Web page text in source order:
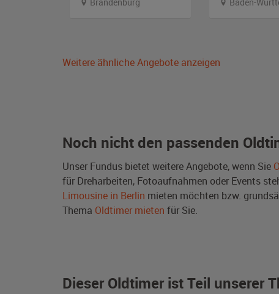
Weitere ähnliche Angebote anzeigen
Noch nicht den passenden
Unser Fundus bietet weitere Angebote, wenn Sie
für Dreharbeiten, Fotoaufnahmen oder Events
Limousine in Berlin mieten möchten bzw.
Thema Oldtimer mieten für Sie.
Dieser Oldtimer ist Teil unserer